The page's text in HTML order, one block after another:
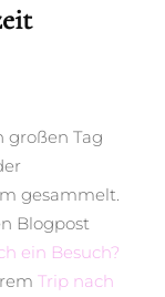
großen Tag
gesammelt.
Blogpost
ein Besuch?
Trip nach